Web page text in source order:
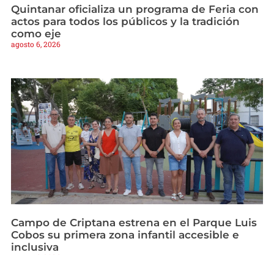
Quintanar oficializa un programa de Feria con
actos para todos los públicos y la tradición
como eje
agosto 6, 2026
Campo de Criptana estrena en el Parque Luis
Cobos su primera zona infantil accesible e
inclusiva